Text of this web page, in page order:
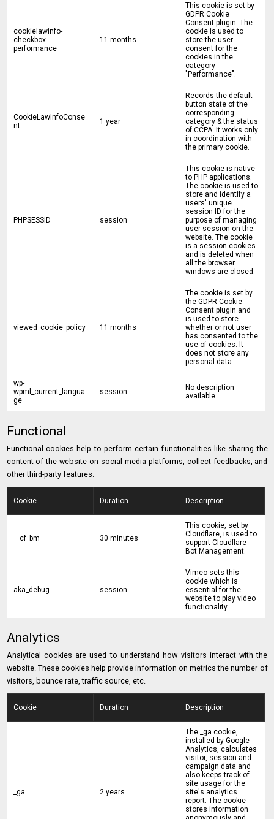
cookielawinfo-
checkbox-
performance
11 months
This cookie is set by
GDPR Cookie
Consent plugin. The
cookie is used to
store the user
consent for the
cookies in the
category
"Performance".
CookieLawInfoConse
nt
1 year
Records the default
button state of the
corresponding
category & the status
of CCPA. It works only
in coordination with
the primary cookie.
PHPSESSID session
This cookie is native
to PHP applications.
The cookie is used to
store and identify a
users' unique
session ID for the
purpose of managing
user session on the
website. The cookie
is a session cookies
and is deleted when
all the browser
windows are closed.
viewed_cookie_policy 11 months
The cookie is set by
the GDPR Cookie
Consent plugin and
is used to store
whether or not user
has consented to the
use of cookies. It
does not store any
personal data.
wp-
wpml_current_langua
ge
session
No description
available.
Functional
Functional cookies help to perform certain functionalities like sharing the
content of the website on social media platforms, collect feedbacks, and
other third-party features.
Cookie Duration Description
__cf_bm 30 minutes
This cookie, set by
Cloudflare, is used to
support Cloudflare
Bot Management.
aka_debug session
Vimeo sets this
cookie which is
essential for the
website to play video
functionality.
Analytics
Analytical cookies are used to understand how visitors interact with the
website. These cookies help provide information on metrics the number of
visitors, bounce rate, traffic source, etc.
Cookie Duration Description
_ga 2 years
The _ga cookie,
installed by Google
Analytics, calculates
visitor, session and
campaign data and
also keeps track of
site usage for the
site's analytics
report. The cookie
stores information